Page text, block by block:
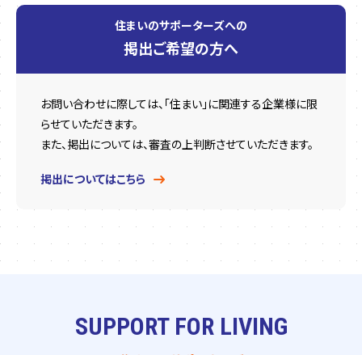
住まいのサポーターズへの
掲出ご希望の方へ
お問い合わせに際しては、「住まい」に関連する企業様に限
らせていただきます。
また、掲出については、審査の上判断させていただきます。
掲出についてはこちら
SUPPORT FOR LIVING